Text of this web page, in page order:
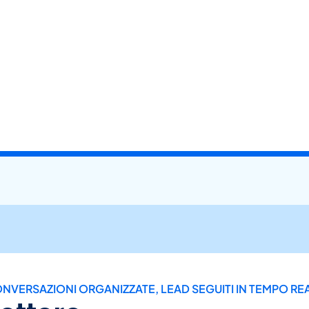
ORGANIZZATE, LEAD SEGUITI IN TEMPO